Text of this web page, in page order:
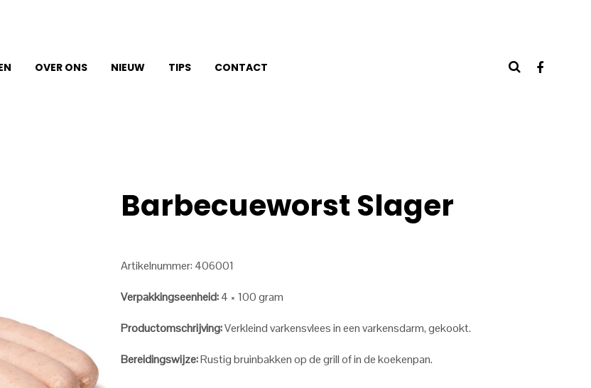
OVER ONS NIEUW TIPS CONTACT
Barbecueworst Slager
Artikelnummer: 406001
Verpakkingseenheid:4 × 100 gram
Productomschrijving:Verkleind varkensvlees in een varkensdarm, gekookt.
Bereidingswijze:Rustig bruinbakken op de grill of in de koekenpan.